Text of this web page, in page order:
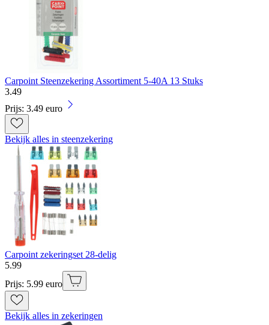
Carpoint Steenzekering Assortiment 5-40A 13 Stuks
3.49
Prijs: 3.49 euro
Bekijk alles in steenzekering
Carpoint zekeringset 28-delig
5.99
Prijs: 5.99 euro
Bekijk alles in zekeringen